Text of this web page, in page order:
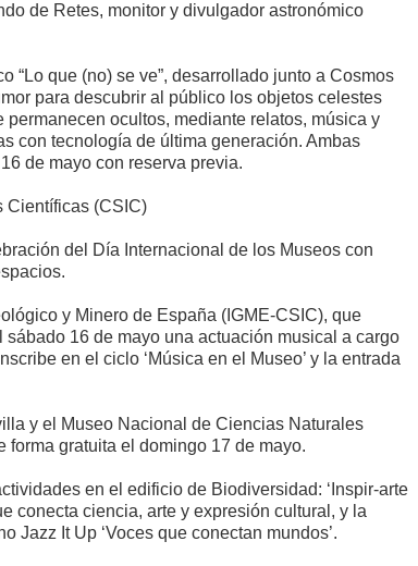
de Retes, monitor y divulgador astronómico
“Lo que (no) se ve”, desarrollado junto a Cosmos
para descubrir al público los objetos celestes
ocultos, mediante relatos, música y
con tecnología de última generación. Ambas
de mayo con reserva previa.
Científicas (CSIC)
del Día Internacional de los Museos con
y Minero de España (IGME-CSIC), que
16 de mayo una actuación musical a cargo
en el ciclo ‘Música en el Museo’ y la entrada
y el Museo Nacional de Ciencias Naturales
forma gratuita el domingo 17 de mayo.
en el edificio de Biodiversidad: ‘Inspir-arte
conecta ciencia, arte y expresión cultural, y la
Jazz It Up ‘Voces que conectan mundos’.